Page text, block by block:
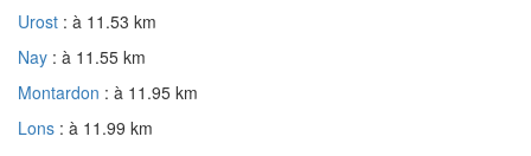
Urost : à 11.53 km
Nay : à 11.55 km
Montardon : à 11.95 km
Lons : à 11.99 km